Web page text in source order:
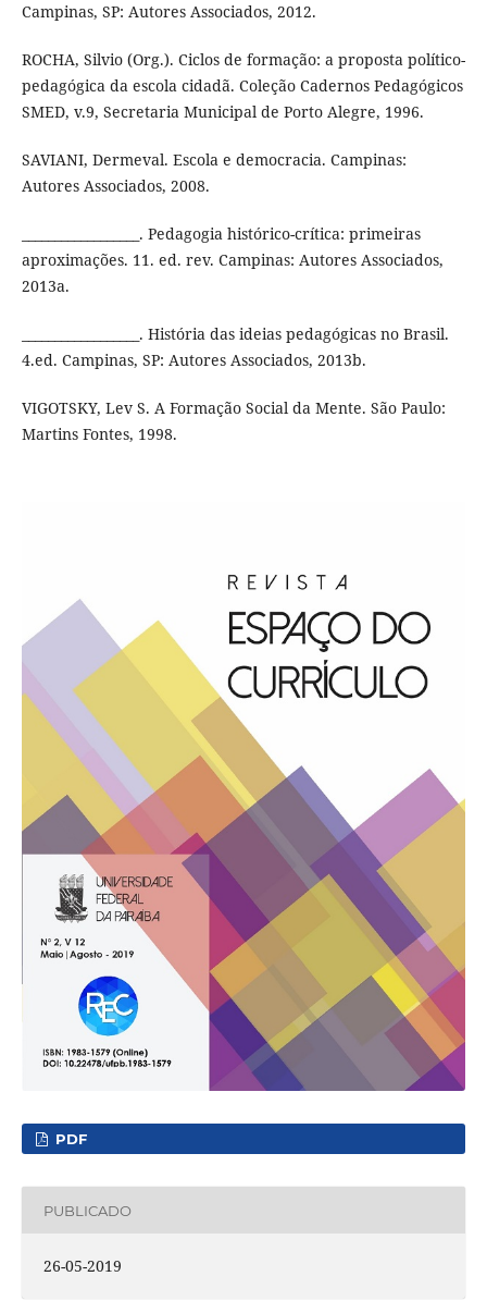
Campinas, SP: Autores Associados, 2012.
ROCHA, Silvio (Org.). Ciclos de formação: a proposta político-
pedagógica da escola cidadã. Coleção Cadernos Pedagógicos
SMED, v.9, Secretaria Municipal de Porto Alegre, 1996.
SAVIANI, Dermeval. Escola e democracia. Campinas:
Autores Associados, 2008.
__________________. Pedagogia histórico-crítica: primeiras
aproximações. 11. ed. rev. Campinas: Autores Associados,
2013a.
__________________. História das ideias pedagógicas no Brasil.
4.ed. Campinas, SP: Autores Associados, 2013b.
VIGOTSKY, Lev S. A Formação Social da Mente. São Paulo:
Martins Fontes, 1998.
PDF
PUBLICADO
26-05-2019